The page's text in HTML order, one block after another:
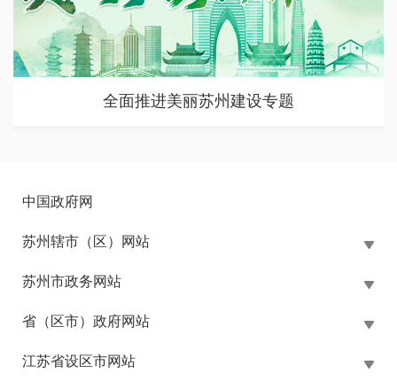
全面推进美丽苏州建设专题
中国政府网
苏州辖市（区）网站
苏州市政务网站
省（区市）政府网站
江苏省设区市网站